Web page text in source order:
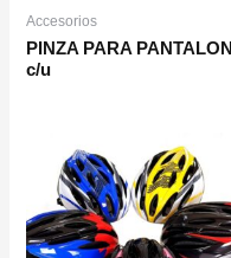
Accesorios
PINZA PARA PANTALON
c/u